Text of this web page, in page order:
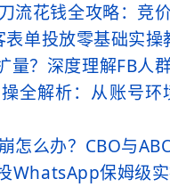
流花钱全攻略：竞
单投放零基础实操
量？深度理解FB人
全解析：从账号
怎么办？CBO与
WhatsApp保姆级